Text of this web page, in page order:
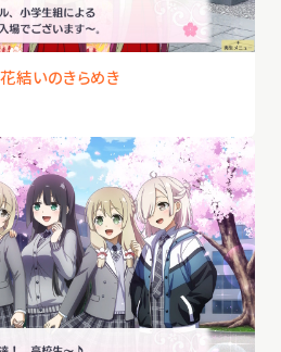
結いのきらめき